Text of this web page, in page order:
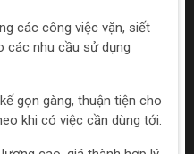
các công việc vặn, siết
các nhu cầu sử dụng
gọn gàng, thuận tiện cho
khi có việc cần dùng tới.